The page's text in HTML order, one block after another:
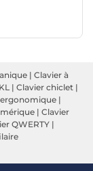
| Clavier à
| Clavier chiclet |
|
| Clavier
QWERTY |